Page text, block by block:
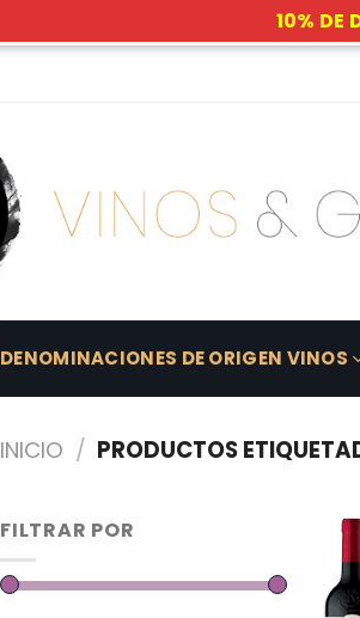
DENOMINACIONES DE ORIGEN VINOS
INICIO / PRODUCTOS
FILTRAR POR
10% DE